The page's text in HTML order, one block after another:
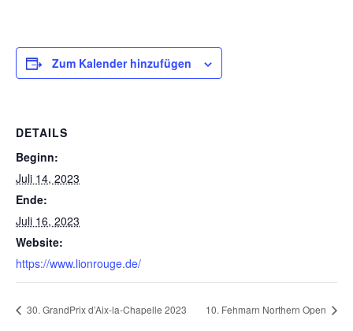
Zum Kalender hinzufügen
DETAILS
Beginn:
Juli 14, 2023
Ende:
Juli 16, 2023
Website:
https://www.lionrouge.de/
30. GrandPrix d’Aix-la-Chapelle 2023 10. Fehmarn Northern Open